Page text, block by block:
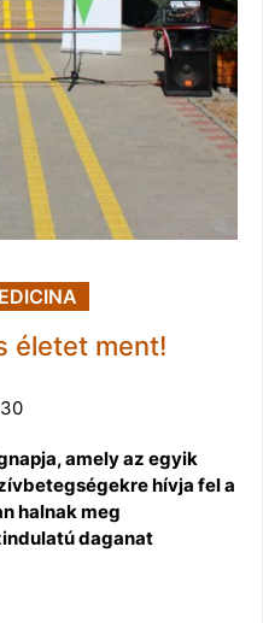
életet ment!
amely az egyik
hívja fel a
halnak meg
daganat